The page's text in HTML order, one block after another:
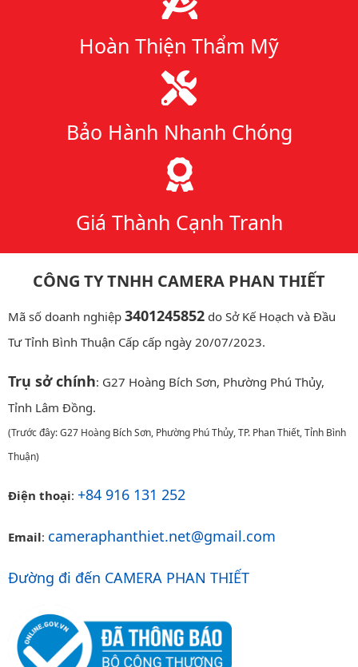
Hoàn Thiện Thẩm Mỹ
Bảo Hành Nhanh Chóng
Giá Thành Cạnh Tranh
CÔNG TY TNHH CAMERA PHAN THIẾT
Mã số doanh nghiệp 3401245852 do Sở Kế Hoạch và Đầu
Tư Tỉnh Bình Thuận Cấp cấp ngày 20/07/2023.
Trụ sở chính: G27 Hoàng Bích Sơn, Phường Phú Thủy,
Tỉnh Lâm Đồng.
(Trước đây: G27 Hoàng Bích Sơn, Phường Phú Thủy, TP. Phan Thiết, Tỉnh Bình
Thuận)
Điện thoại: +84 916 131 252
Email: cameraphanthiet.net@gmail.com
Đường đi đến CAMERA PHAN THIẾT